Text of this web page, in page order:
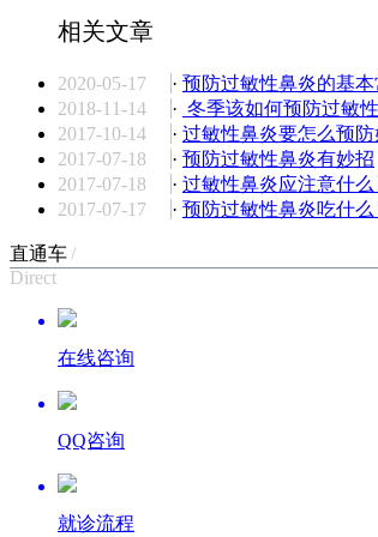
相关文章
2020-05-17 · 预防过敏性鼻炎的基本
2018-11-14
· 冬季该如何预防过敏
2017-10-14
· 过敏性鼻炎要怎么预防
2017-07-18
· 预防过敏性鼻炎有妙招
2017-07-18
· 过敏性鼻炎应注意什么
2017-07-17
· 预防过敏性鼻炎吃什么
直通车/
Direct
在线咨询
QQ咨询
就诊流程